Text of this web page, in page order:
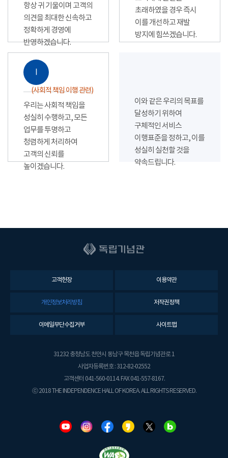
항상 귀 기울이며 고객의
의견을 최대한 신속하고
정확하게 경영에
반영하겠습니다.
초래하였을 경우 즉시
이를 개선하고 재발
방지에 힘쓰겠습니다.
Ⅰ
(사회적 책임 이행 관련)
우리는 사회적 책임을
성실히 수행하고, 모든
업무를 투명하고
청렴하게 처리하여
고객의 신뢰를
높이겠습니다.
이와 같은 우리의 목표를
달성하기 위하여
구체적인 서비스
이행표준을 정하고, 이를
성실히 실천할 것을
약속드립니다.
고객헌장 이용약관
개인정보처리방침 저작권정책
이메일무단수집거부 사이트맵
31232 충청남도 천안시 동남구 목천읍 독립기념관로 1
사업자등록번호 : 312-82-02552
고객센터 041-560-0114. FAX 041-557-8167.
ⓒ 2018 THE INDEPENDENCE HALL OF KOREA. ALL RIGHTS RESERVED.